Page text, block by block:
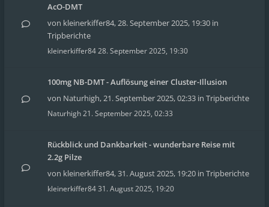
AcO-DMT
von kleinerkiffer84,28. September 2025, 19:30 in
Tripberichte
kleinerkiffer8428. September 2025, 19:30
100mg NB-DMT - Auflösung einer Cluster-Illusion
von Naturhigh,21. September 2025, 02:33 in Tripberichte
Naturhigh21. September 2025, 02:33
Rückblick und Dankbarkeit - wunderbare Reise mit
2.2g Pilze
von kleinerkiffer84,31. August 2025, 19:20 in Tripberichte
kleinerkiffer8431. August 2025, 19:20